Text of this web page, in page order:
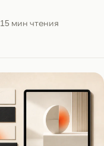
15 мин чтения